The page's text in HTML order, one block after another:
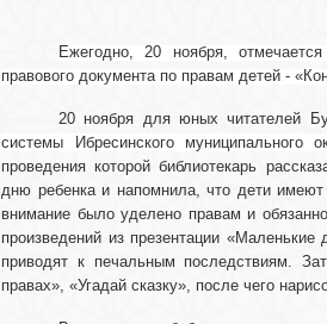
Ежегодно, 20 ноября, отмечается
правового документа по правам детей -
20 ноября для юных читателей
системы Ибресинского муниципального
проведения которой библиотекарь
дню ребенка и напомнила, что дети
внимание было уделено правам и
произведений из презентации
приводят к печальным последствиям.
правах», «Угадай сказку», после чего